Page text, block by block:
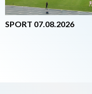
SPORT 07.08.2026